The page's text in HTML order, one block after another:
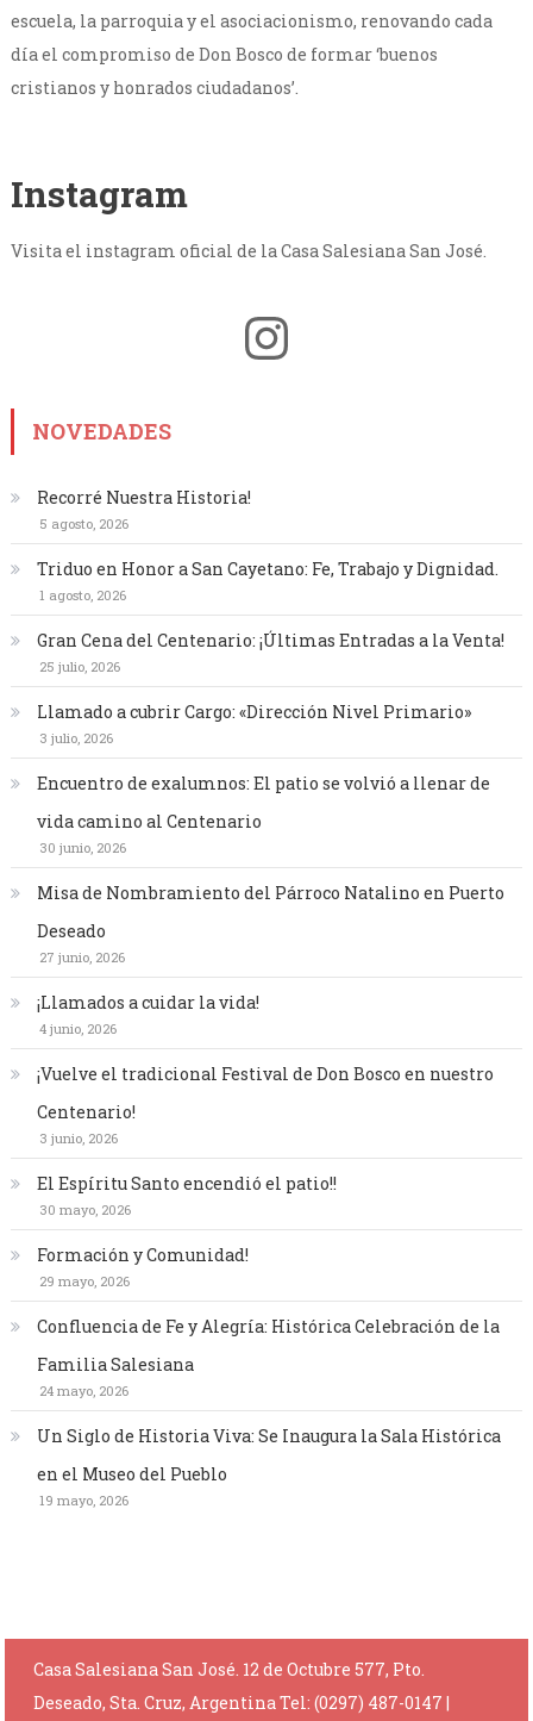
escuela, la parroquia y el asociacionismo, renovando cada
día el compromiso de Don Bosco de formar ‘buenos
cristianos y honrados ciudadanos’.
Instagram
Visita el instagram oficial de la Casa Salesiana San José.
Instagram
NOVEDADES
Recorré Nuestra Historia!
5 agosto, 2026
Triduo en Honor a San Cayetano: Fe, Trabajo y Dignidad.
1 agosto, 2026
Gran Cena del Centenario: ¡Últimas Entradas a la Venta!
25 julio, 2026
Llamado a cubrir Cargo: «Dirección Nivel Primario»
3 julio, 2026
Encuentro de exalumnos: El patio se volvió a llenar de
vida camino al Centenario
30 junio, 2026
Misa de Nombramiento del Párroco Natalino en Puerto
Deseado
27 junio, 2026
¡Llamados a cuidar la vida!
4 junio, 2026
¡Vuelve el tradicional Festival de Don Bosco en nuestro
Centenario!
3 junio, 2026
El Espíritu Santo encendió el patio!!
30 mayo, 2026
Formación y Comunidad!
29 mayo, 2026
Confluencia de Fe y Alegría: Histórica Celebración de la
Familia Salesiana
24 mayo, 2026
Un Siglo de Historia Viva: Se Inaugura la Sala Histórica
en el Museo del Pueblo
19 mayo, 2026
Casa Salesiana San José. 12 de Octubre 577, Pto.
Deseado, Sta. Cruz, Argentina Tel: (0297) 487-0147 |